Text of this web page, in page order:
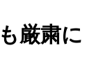
厳粛に